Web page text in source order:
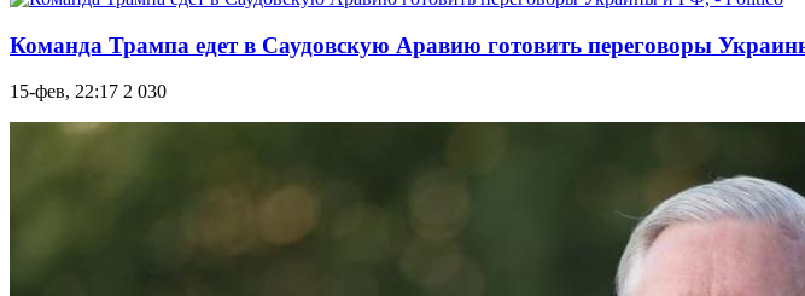
Команда Трампа едет в Саудовскую Аравию готовить переговоры
15-фев, 22:17 2 030